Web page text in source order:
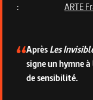
:
ARTE
AprèsLes
signe un hymne
de sensibilité.